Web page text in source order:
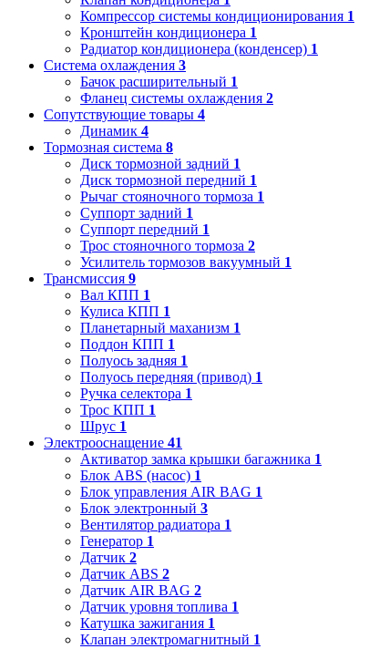
Компрессор системы кондиционирования 1
Кронштейн кондиционера 1
Радиатор кондиционера (конденсер) 1
Система охлаждения 3
Бачок расширительный 1
Фланец системы охлаждения 2
Сопутствующие товары 4
Динамик 4
Тормозная система 8
Диск тормозной задний 1
Диск тормозной передний 1
Рычаг стояночного тормоза 1
Суппорт задний 1
Суппорт передний 1
Трос стояночного тормоза 2
Усилитель тормозов вакуумный 1
Трансмиссия 9
Вал КПП 1
Кулиса КПП 1
Планетарный маханизм 1
Поддон КПП 1
Полуось задняя 1
Полуось передняя (привод) 1
Ручка селектора 1
Трос КПП 1
Шрус 1
Электрооснащение 41
Активатор замка крышки багажника 1
Блок ABS (насос) 1
Блок управления AIR BAG 1
Блок электронный 3
Вентилятор радиатора 1
Генератор 1
Датчик 2
Датчик ABS 2
Датчик AIR BAG 2
Датчик уровня топлива 1
Катушка зажигания 1
Клапан электромагнитный 1